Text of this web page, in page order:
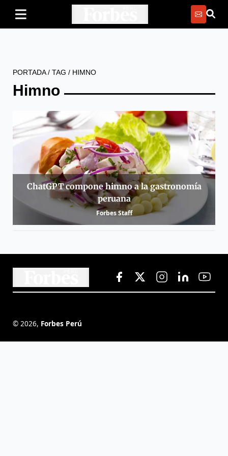
PORTADA/ TAG / HIMNO
Himno
ChatGPT compone himno a la gastronomía
peruana
Forbes Staff
© 2026, Forbes Perú